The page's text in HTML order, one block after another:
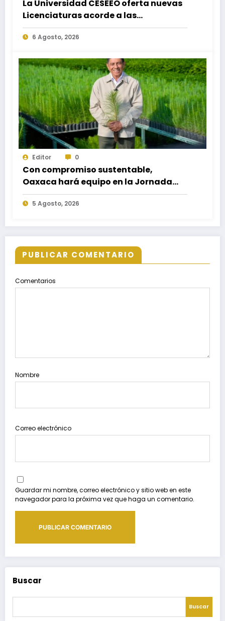
La Universidad CESEEO oferta nuevas
Licenciaturas acorde a las
necesidades educativas de los
egresados de escuelas del nivel medio
6 Agosto, 2026
Editor 0
Con compromiso sustentable,
Oaxaca hará equipo en la Jornada
Nacional de Reforestación 2026
5 Agosto, 2026
PUBLICAR COMENTARIO
Comentarios
Nombre
Correo electrónico
Guardar mi nombre, correo electrónico y sitio web en este
navegador para la próxima vez que haga un comentario.
Buscar
Buscar